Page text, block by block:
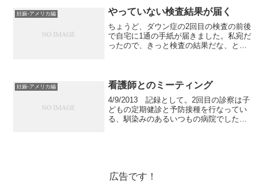
妊娠-アメリカ編 やっていない検査結果が届く
ちょうど、ダウン症の2回目の検査の前後
で自宅に1通の手紙が届きました。私宛だ
ったので、きっと検査の結果だな、と予
検体を提出した記憶...
妊娠-アメリカ編 看護師とのミーティング
4/9/2013 記録として。2回目の診察は子
どもの定期健診と予防接種を行なってい
る、馴染みのあるいつもの病院でした。
広告です！